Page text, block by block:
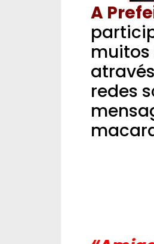
A
redes